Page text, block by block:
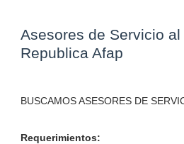
Asesores de Servicio al
Republica Afap
BUSCAMOS ASESORES DE
Requerimientos: